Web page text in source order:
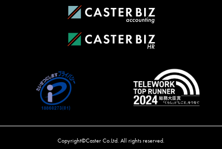
Copyright©Caster Co.Ltd. All rights reserved.